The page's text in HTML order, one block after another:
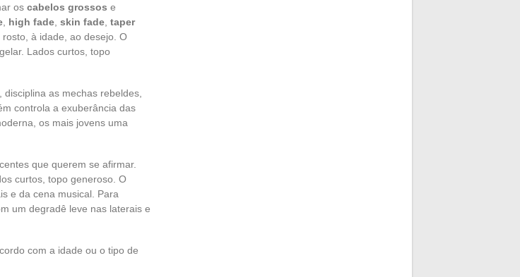
os cabelos grossos e
high fade skin fade taper
rosto, à idade, ao desejo. O
Lados curtos, topo
as mechas rebeldes,
controla a exuberância das
os mais jovens uma
que querem se afirmar.
curtos, topo generoso. O
e da cena musical. Para
um degradê leve nas laterais e
com a idade ou o tipo de